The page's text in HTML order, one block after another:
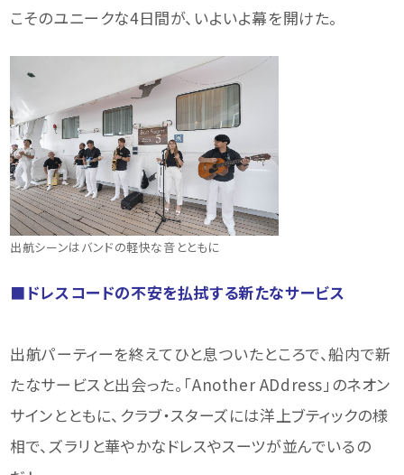
こそのユニークな4日間が、いよいよ幕を開けた。
出航シーンはバンドの軽快な音とともに
■ドレスコードの不安を払拭する新たなサービス
出航パーティーを終えてひと息ついたところで、船内で新
たなサービスと出会った。「Another ADdress」のネオン
サインとともに、クラブ・スターズには洋上ブティックの様
相で、ズラリと華やかなドレスやスーツが並んでいるの